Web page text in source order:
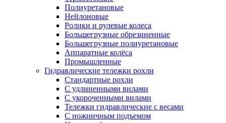
Полиуретановые
Нейлоновые
Ролики и рулевые колеса
Большегрузные обрезиненные
Большегрузные полиуретановые
Аппаратные колёса
Промышленные
Гидравлические тележки рохли
Стандартные рохли
С удлиненными вилами
С укороченными вилами
Тележки гидравлические с весами
С ножничным подъемом